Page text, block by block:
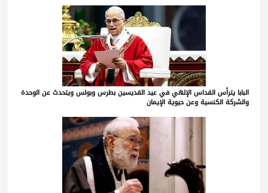
البابا يترأس القداس الإلهي في عيد القديسين بطرس وبولس ويتحدث عن الوحدة
والشركة الكنسية وعن حيوية الإيمان